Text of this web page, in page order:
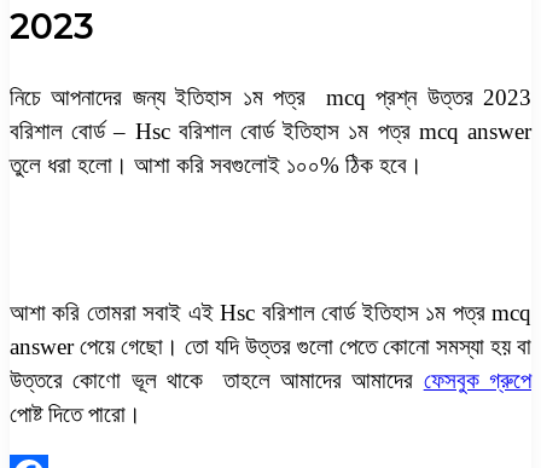
2023
নিচে আপনাদের জন্য ইতিহাস ১ম পত্র mcq প্রশ্ন উত্তর 2023
বরিশাল বোর্ড – Hsc বরিশাল বোর্ড ইতিহাস ১ম পত্র mcq answer
তুলে ধরা হলো। আশা করি সবগুলোই ১০০% ঠিক হবে।
আশা করি তোমরা সবাই এই Hsc বরিশাল বোর্ড ইতিহাস ১ম পত্র mcq
answer পেয়ে গেছো। তো যদি উত্তর গুলো পেতে কোনো সমস্যা হয় বা
উত্তরে কোণো ভূল থাকে তাহলে আমাদের আমাদের ফেসবুক গ্রুপে
পোষ্ট দিতে পারো।